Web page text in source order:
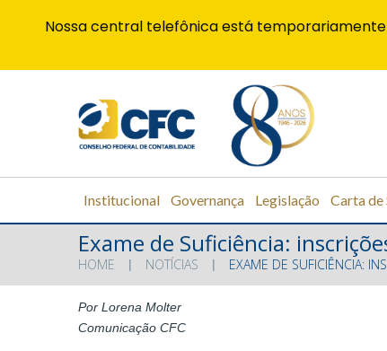
Institucional Governança Legislação Carta de
Exame de Suficiência:
HOME NOTÍCIAS EXAME DE SUFICIÊNCIA:
Por Lorena Molter
Comunicação CFC
Nossa central telefônica está temporariamente